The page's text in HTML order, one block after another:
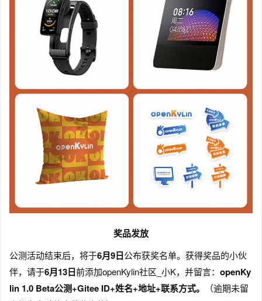
奖品发放
公测活动结束后，将于6月9日公布获奖名单。获得奖品的小伙
伴，请于6月13日前添加openKylin社区_小K，并留言： openKy
lin 1.0 Beta公测+Gitee ID+姓名+地址+联系方式。
（逾期未留